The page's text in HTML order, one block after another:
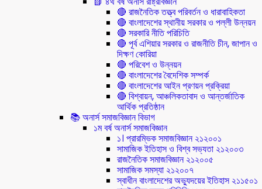
🔴 রাজনৈতিক তত্ত্ব পরিবর্তন ও ধারাবাহিকতা
🔴 বাংলাদেশের স্থানীয় সরকার ও পল্লী উন্নয়ন
🔴 সরকারি নীতি পরিচিতি
🔴 পূর্ব এশিয়ার সরকার ও রাজনীতি চীন, জাপান ও
দিক্ষণ কোরিয়া
🔴 পরিবেশ ও উন্নয়ন
🔴 বাংলাদেশের বৈদেশিক সম্পর্ক
🔴 বাংলাদেশের আইন প্রণয়ন প্রক্রিয়া
🔴 বিশ্বায়ন, আঞ্চলিকতাবাদ ও আন্তর্জাতিক
আর্থিক প্রতিষ্ঠান
📚 অনার্স সমাজবিজ্ঞান বিভাগ
১ম বর্ষ অনার্স সমাজবিজ্ঞান
১। প্রারম্ভিক সমাজবিজ্ঞান ২১২০০১
সামাজিক ইতিহাস ও বিশ্ব সভ্যতা ২১২০০৩
রাজনৈতিক সমাজবিজ্ঞান ২১২০০৫
সামাজিক সমস্যা ২১২০০৭
স্বাধীন বাংলাদেশের অভ্যুদয়ের ইতিহাস ২১১৫০১